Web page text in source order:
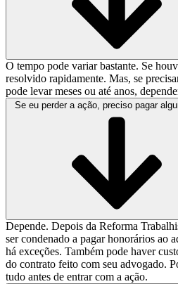
O tempo pode variar bastante. Se
resolvido rapidamente. Mas, se
pode levar meses ou até anos,
Se eu perder a ação, preciso pagar
Depende. Depois da Reforma
ser condenado a pagar honorários ao
há exceções. Também pode haver
do contrato feito com seu advogado.
tudo antes de entrar com a ação.